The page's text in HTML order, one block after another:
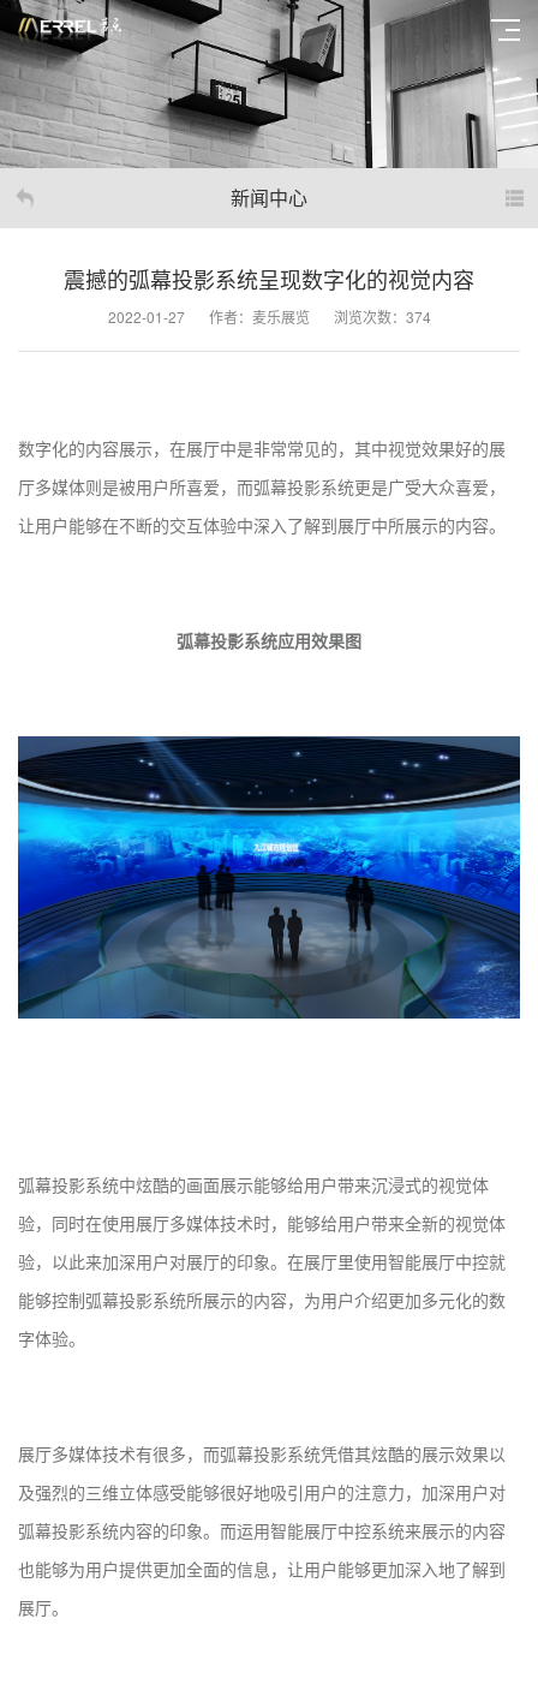
新闻中心
震撼的弧幕投影系统呈现数字化的视觉内容
2022-01-27 作者：麦乐展览 浏览次数：374
数字化的内容展示，在展厅中是非常常见的，其中视觉效果好的展
厅多媒体则是被用户所喜爱，而弧幕投影系统更是广受大众喜爱，
让用户能够在不断的交互体验中深入了解到展厅中所展示的内容。
弧幕投影系统应用效果图
弧幕投影系统中炫酷的画面展示能够给用户带来沉浸式的视觉体
验，同时在使用展厅多媒体技术时，能够给用户带来全新的视觉体
验，以此来加深用户对展厅的印象。在展厅里使用智能展厅中控就
能够控制弧幕投影系统所展示的内容，为用户介绍更加多元化的数
字体验。
展厅多媒体技术有很多，而弧幕投影系统凭借其炫酷的展示效果以
及强烈的三维立体感受能够很好地吸引用户的注意力，加深用户对
弧幕投影系统内容的印象。而运用智能展厅中控系统来展示的内容
也能够为用户提供更加全面的信息，让用户能够更加深入地了解到
展厅。